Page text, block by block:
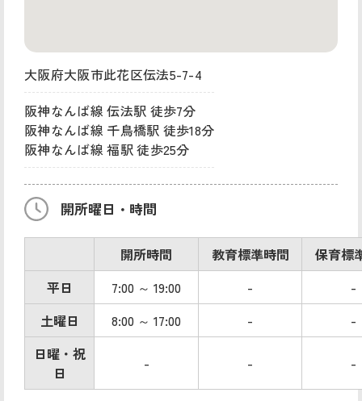
大阪府大阪市此花区伝法5-7-4
阪神なんば線 伝法駅 徒歩7分
阪神なんば線 千鳥橋駅 徒歩18分
阪神なんば線 福駅 徒歩25分
開所曜日・時間
開所時間 教育標準時間
保育標
平日
7:00 ～ 19:00 -
-
土曜日
8:00 ～ 17:00 -
-
日曜・祝
日
- - -